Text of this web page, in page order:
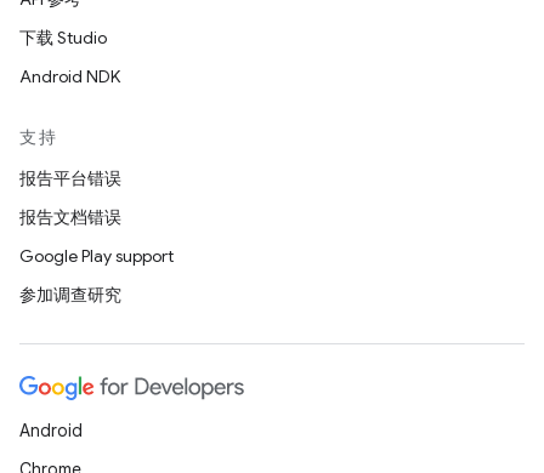
下载 Studio
Android NDK
支持
报告平台错误
报告文档错误
Google Play support
参加调查研究
Android